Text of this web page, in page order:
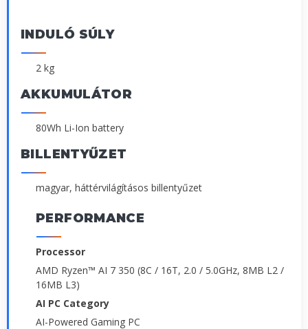
INDULÓ SÚLY
2 kg
AKKUMULÁTOR
80Wh Li-Ion battery
BILLENTYŰZET
magyar, háttérvilágításos billentyűzet
PERFORMANCE
Processor
AMD Ryzen™ AI 7 350 (8C / 16T, 2.0 / 5.0GHz, 8MB L2 /
16MB L3)
AI PC Category
AI-Powered Gaming PC